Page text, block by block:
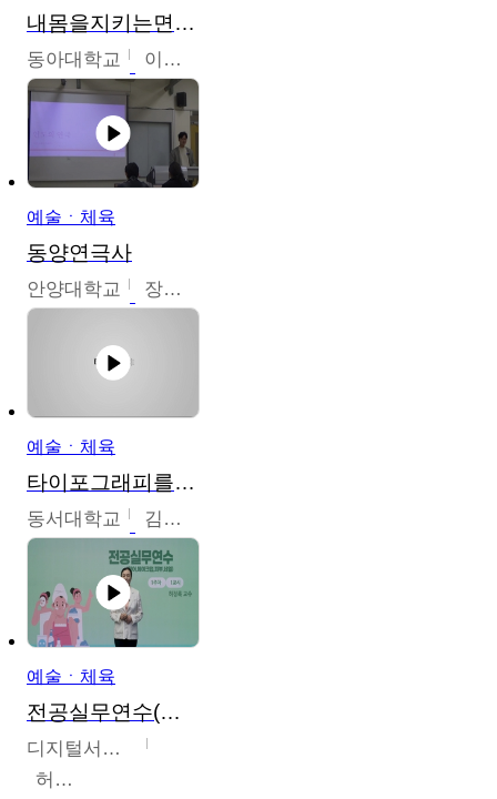
내몸을지키는면역반응과감염병치료약
동아대학교 이상민
예술ㆍ체육
동양연극사
안양대학교 장영수
예술ㆍ체육
타이포그래피를 배워봅시다.
동서대학교 김경원
예술ㆍ체육
전공실무연수(헤어,메이크업,피부,네일)
디지털서울문화예술대학교
허정록